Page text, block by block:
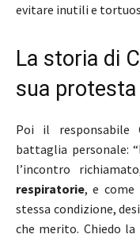
evitare inutili e
La storia di
sua
Poi il responsabile
battaglia personale:
l’incontro
respiratorie, e
stessa condizione,
che merito. Chiedo